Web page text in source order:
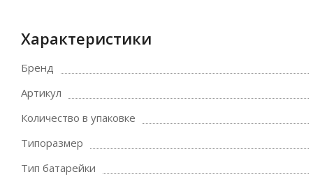
Характеристики
Бренд
Артикул
Количество в упаковке
Типоразмер
Тип батарейки